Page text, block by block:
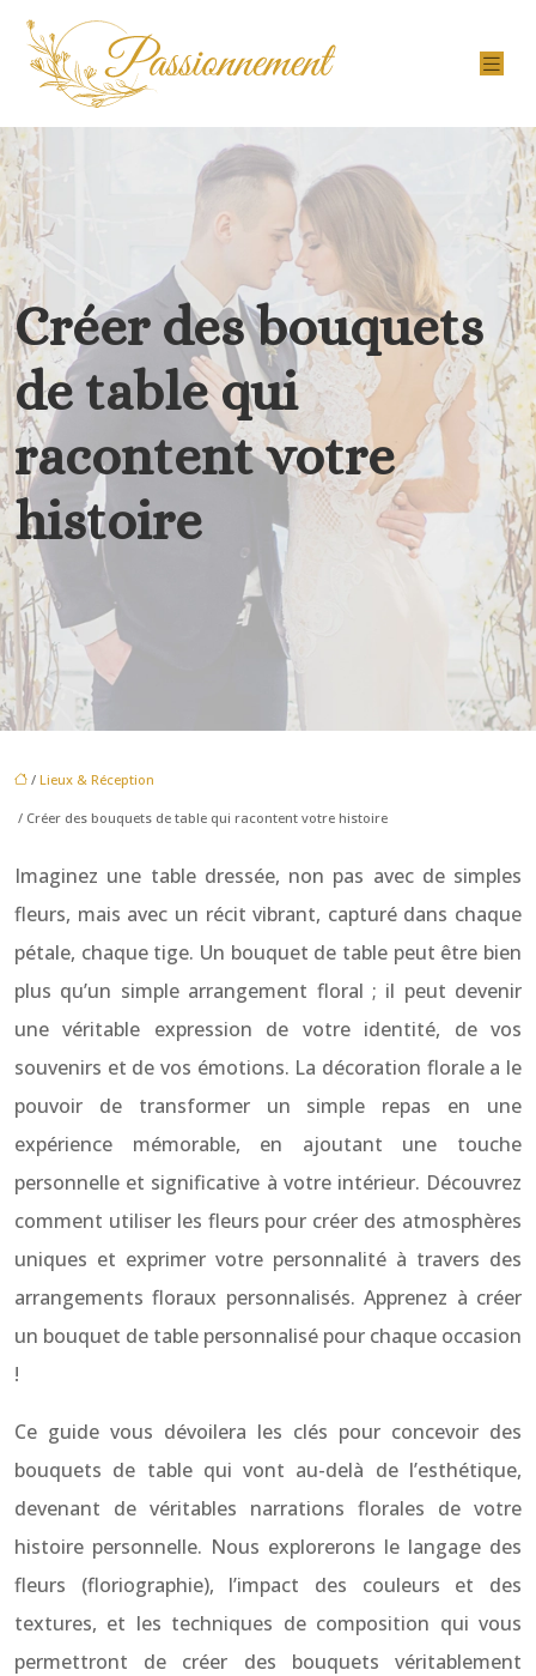
Créer des bouquets
de table qui
racontent votre
histoire
/ Lieux & Réception
/ Créer des bouquets de table qui racontent votre histoire
Imaginez une table dressée, non pas avec de simples
fleurs, mais avec un récit vibrant, capturé dans chaque
pétale, chaque tige. Un bouquet de table peut être bien
plus qu’un simple arrangement floral ; il peut devenir
une véritable expression de votre identité, de vos
souvenirs et de vos émotions. La décoration florale a le
pouvoir de transformer un simple repas en une
expérience mémorable, en ajoutant une touche
personnelle et significative à votre intérieur. Découvrez
comment utiliser les fleurs pour créer des atmosphères
uniques et exprimer votre personnalité à travers des
arrangements floraux personnalisés. Apprenez à créer
un bouquet de table personnalisé pour chaque occasion
!
Ce guide vous dévoilera les clés pour concevoir des
bouquets de table qui vont au-delà de l’esthétique,
devenant de véritables narrations florales de votre
histoire personnelle. Nous explorerons le langage des
fleurs (floriographie), l’impact des couleurs et des
textures, et les techniques de composition qui vous
permettront de créer des bouquets véritablement